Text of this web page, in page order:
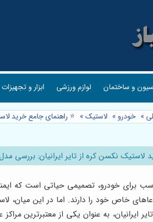
و ساختمان لوازم ورزشی ابزار و تجهیزات
» خودرو » لاستیک» ⭐️ راهنمای جامع خرید
لاستیک نکسن کره از تایر ایرانیان:
برای خودرو، تصمیمی حیاتی است که
خاص خود را دارند. اما در این میان،
ایرانیان، به عنوان یکی از معتبرترین